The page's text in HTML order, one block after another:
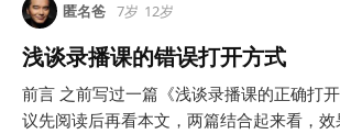
匿名爸 7岁 12岁
浅谈录播课的错误打开方式
前言 之前写过一篇《浅谈录播课的正确打
议先阅读后再看本文，两篇结合起来看，